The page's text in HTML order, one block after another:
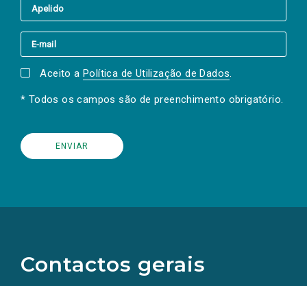
Aceito a Política de Utilização de Dados.
* Todos os campos são de preenchimento obrigatório.
Contactos gerais
redes
sociais